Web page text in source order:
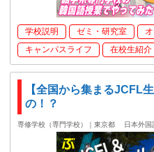
学校説明 ゼミ・研究室
キャンパスライフ
在校生紹介
【全国から集まるJCFL
の！？
専修学校（専門学校）｜東京都 日本外国